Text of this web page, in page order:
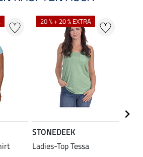
20 % + 20 % EXTRA
STONEDEEK
Ladies-Top Tessa